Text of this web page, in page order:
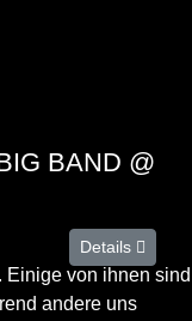
BAND @
Details
Einige von ihnen sind
andere uns